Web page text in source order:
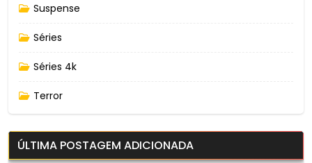
Suspense
Séries
Séries 4k
Terror
ÚLTIMA POSTAGEM ADICIONADA